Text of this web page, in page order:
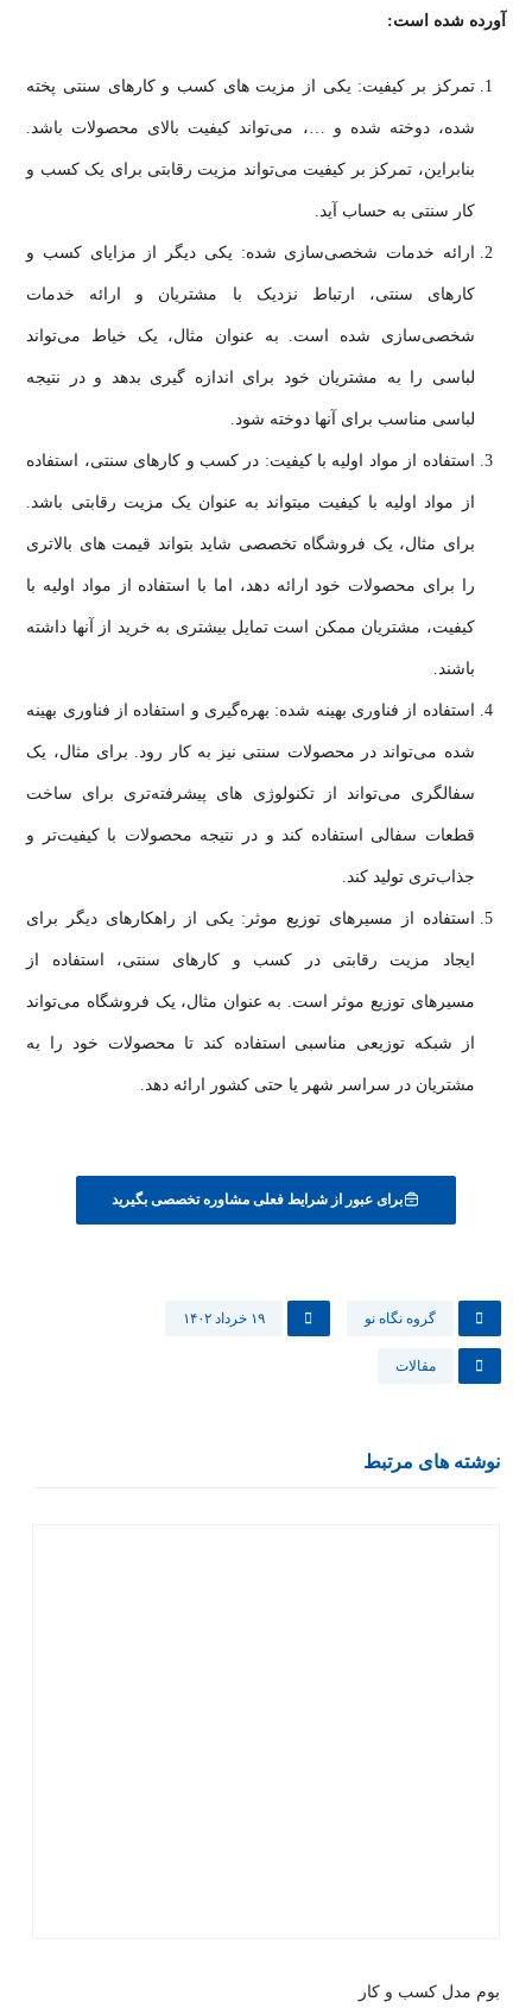
آورده شده است:
تمرکز بر کیفیت: یکی از مزیت های کسب و کارهای سنتی پخته
شده، دوخته شده و …، می‌تواند کیفیت بالای محصولات باشد.
بنابراین، تمرکز بر کیفیت می‌تواند مزیت رقابتی برای یک کسب و
کار سنتی به حساب آید.
ارائه خدمات شخصی‌سازی شده: یکی دیگر از مزایای کسب و
کارهای سنتی، ارتباط نزدیک با مشتریان و ارائه خدمات
شخصی‌سازی شده است. به عنوان مثال، یک خیاط می‌تواند
لباسی را به مشتریان خود برای اندازه گیری بدهد و در نتیجه
لباسی مناسب برای آنها دوخته شود.
استفاده از مواد اولیه با کیفیت: در کسب و کارهای سنتی، استفاده
از مواد اولیه با کیفیت میتواند به عنوان یک مزیت رقابتی باشد.
برای مثال، یک فروشگاه تخصصی شاید بتواند قیمت های بالاتری
را برای محصولات خود ارائه دهد، اما با استفاده از مواد اولیه با
کیفیت، مشتریان ممکن است تمایل بیشتری به خرید از آنها داشته
باشند.
استفاده از فناوری بهینه شده: بهره‌گیری و استفاده از فناوری بهینه
شده می‌تواند در محصولات سنتی نیز به کار رود. برای مثال، یک
سفالگری می‌تواند از تکنولوژی های پیشرفته‌تری برای ساخت
قطعات سفالی استفاده کند و در نتیجه محصولات با کیفیت‌تر و
جذاب‌تری تولید کند.
استفاده از مسیرهای توزیع موثر: یکی از راهکارهای دیگر برای
ایجاد مزیت رقابتی در کسب و کارهای سنتی، استفاده از
مسیرهای توزیع موثر است. به عنوان مثال، یک فروشگاه می‌تواند
از شبکه توزیعی مناسبی استفاده کند تا محصولات خود را به
مشتریان در سراسر شهر یا حتی کشور ارائه دهد.
برای عبور از شرایط فعلی مشاوره تخصصی بگیرید
گروه نگاه نو ۱۹ خرداد ۱۴۰۲
مقالات
نوشته های مرتبط
بوم مدل کسب و کار